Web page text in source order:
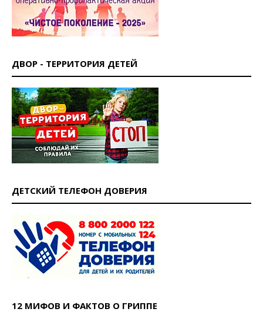
ДВОР - ТЕРРИТОРИЯ ДЕТЕЙ
ДЕТСКИЙ ТЕЛЕФОН ДОВЕРИЯ
12 МИФОВ И ФАКТОВ О ГРИППЕ